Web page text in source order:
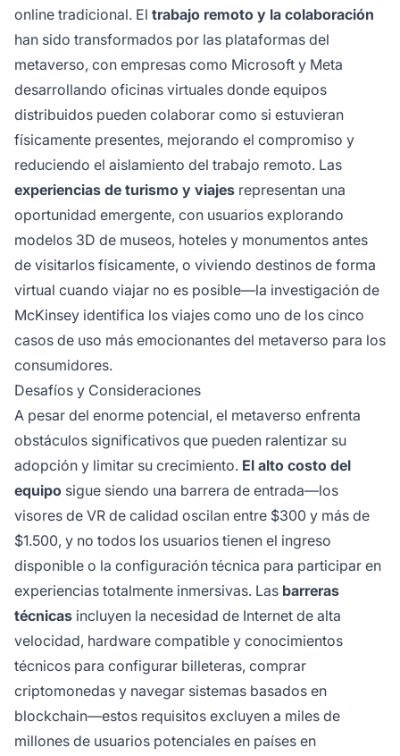
online tradicional. El trabajo remoto y la colaboración
han sido transformados por las plataformas del
metaverso, con empresas como Microsoft y Meta
desarrollando oficinas virtuales donde equipos
distribuidos pueden colaborar como si estuvieran
físicamente presentes, mejorando el compromiso y
reduciendo el aislamiento del trabajo remoto. Las
experiencias de turismo y viajes representan una
oportunidad emergente, con usuarios explorando
modelos 3D de museos, hoteles y monumentos antes
de visitarlos físicamente, o viviendo destinos de forma
virtual cuando viajar no es posible—la investigación de
McKinsey identifica los viajes como uno de los cinco
casos de uso más emocionantes del metaverso para los
consumidores.
Desafíos y Consideraciones
A pesar del enorme potencial, el metaverso enfrenta
obstáculos significativos que pueden ralentizar su
adopción y limitar su crecimiento. El alto costo del
equipo sigue siendo una barrera de entrada—los
visores de VR de calidad oscilan entre $300 y más de
$1.500, y no todos los usuarios tienen el ingreso
disponible o la configuración técnica para participar en
experiencias totalmente inmersivas. Las barreras
técnicas incluyen la necesidad de Internet de alta
velocidad, hardware compatible y conocimientos
técnicos para configurar billeteras, comprar
criptomonedas y navegar sistemas basados en
blockchain—estos requisitos excluyen a miles de
millones de usuarios potenciales en países en